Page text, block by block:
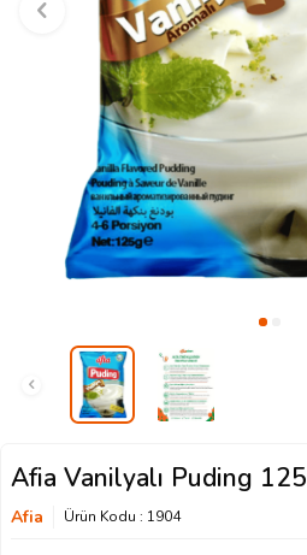
Afia Vanilyalı Puding
Afia Ürün Kodu : 1904